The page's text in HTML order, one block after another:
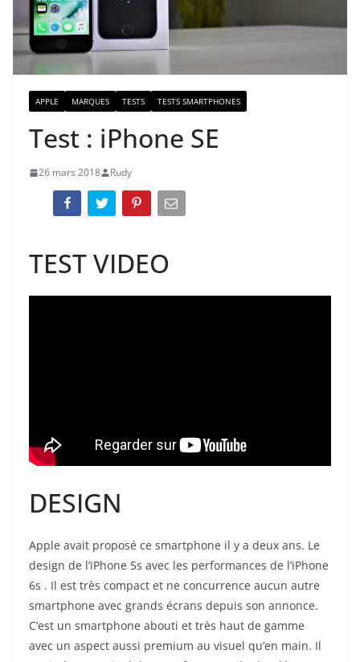
APPLE MARQUES TESTS TESTS SMARTPHONES
Test : iPhone SE
26 mars 2018 Rudy
TEST VIDEO
DESIGN
Apple avait proposé ce smartphone il y a deux ans. Le
design de l’iPhone 5s avec les performances de l’iPhone
6s . Il est très compact et ne concurrence aucun autre
smartphone avec grands écrans depuis son annonce.
C’est un smartphone abouti et très haut de gamme
avec un aspect aussi premium au visuel qu’en main. Il